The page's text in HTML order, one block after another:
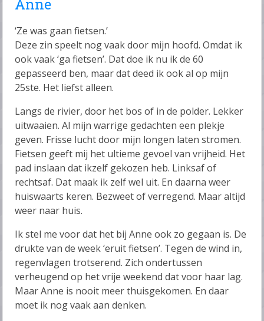
Anne
‘Ze was gaan fietsen.’
Deze zin speelt nog vaak door mijn hoofd. Omdat ik
ook vaak ‘ga fietsen’. Dat doe ik nu ik de 60
gepasseerd ben, maar dat deed ik ook al op mijn
25ste. Het liefst alleen.
Langs de rivier, door het bos of in de polder. Lekker
uitwaaien. Al mijn warrige gedachten een plekje
geven. Frisse lucht door mijn longen laten stromen.
Fietsen geeft mij het ultieme gevoel van vrijheid. Het
pad inslaan dat ikzelf gekozen heb. Linksaf of
rechtsaf. Dat maak ik zelf wel uit. En daarna weer
huiswaarts keren. Bezweet of verregend. Maar altijd
weer naar huis.
Ik stel me voor dat het bij Anne ook zo gegaan is. De
drukte van de week ‘eruit fietsen’. Tegen de wind in,
regenvlagen trotserend. Zich ondertussen
verheugend op het vrije weekend dat voor haar lag.
Maar Anne is nooit meer thuisgekomen. En daar
moet ik nog vaak aan denken.